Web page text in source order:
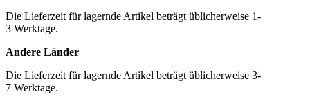
Die Lieferzeit für lagernde Artikel beträgt üblicherweise 1-
3 Werktage.
Andere Länder
Die Lieferzeit für lagernde Artikel beträgt üblicherweise 3-
7 Werktage.